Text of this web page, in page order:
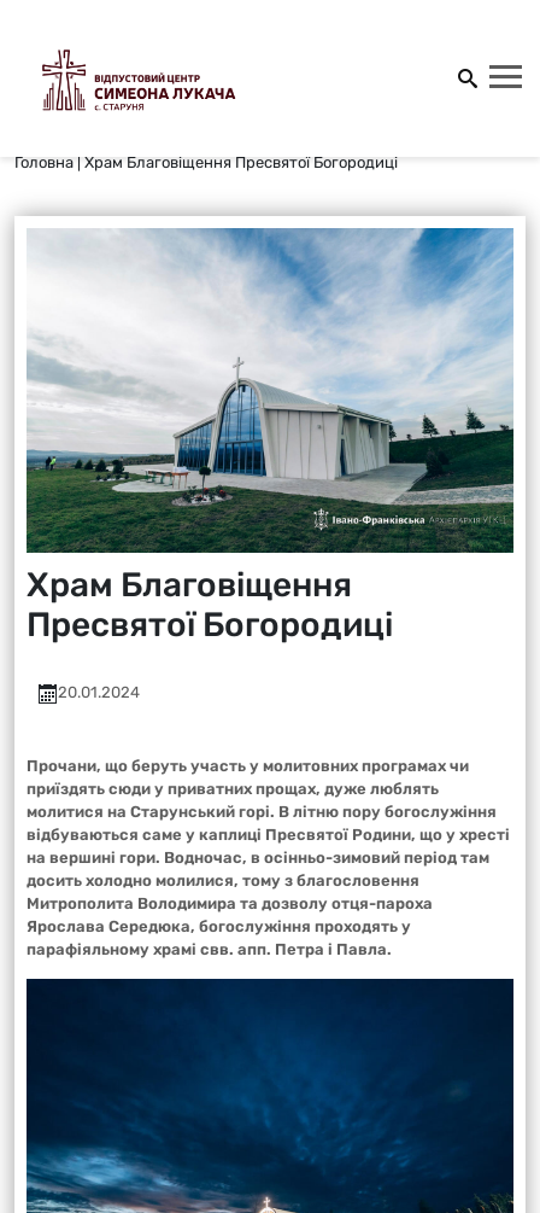
Головна | Храм Благовіщення Пресвятої Богородиці
Храм Благовіщення
Пресвятої Богородиці
20.01.2024
Прочани, що беруть участь у молитовних програмах чи
приїздять сюди у приватних прощах, дуже люблять
молитися на Старунський горі. В літню пору богослужіння
відбуваються саме у каплиці Пресвятої Родини, що у хресті
на вершині гори. Водночас, в осінньо-зимовий період там
досить холодно молилися, тому з благословення
Митрополита Володимира та дозволу отця-пароха
Ярослава Середюка, богослужіння проходять у
парафіяльному храмі свв. апп. Петра і Павла.